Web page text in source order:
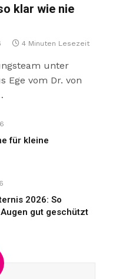
klar wie nie
4 Minuten Lesezeit
unter
Ege vom Dr. von
für kleine
2026: So
gut geschützt